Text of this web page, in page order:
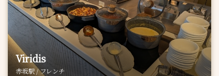
Viridis
赤坂駅 / フレンチ